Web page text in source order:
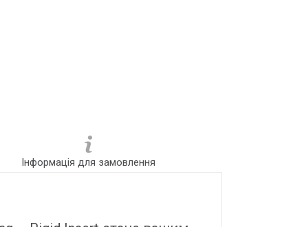
Інформація для замовлення